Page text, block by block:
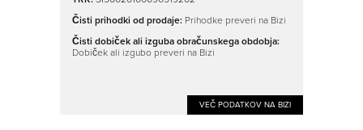
Čisti prihodki od prodaje: Prihodke preveri na Bizi
Čisti dobiček ali izguba obračunskega obdobja:
Dobiček ali izgubo preveri na Bizi
VEČ PODATKOV NA BIZI